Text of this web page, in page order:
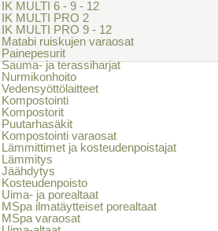
IK MULTI 6 - 9 - 12
IK MULTI PRO 2
IK MULTI PRO 9 - 12
Matabi ruiskujen varaosat
Painepesurit
Sauma- ja terassiharjat
Nurmikonhoito
Vedensyöttölaitteet
Kompostointi
Kompostorit
Puutarhasäkit
Kompostointi varaosat
Lämmittimet ja kosteudenpoistajat
Lämmitys
Jäähdytys
Kosteudenpoisto
Uima- ja porealtaat
MSpa ilmatäytteiset porealtaat
MSpa varaosat